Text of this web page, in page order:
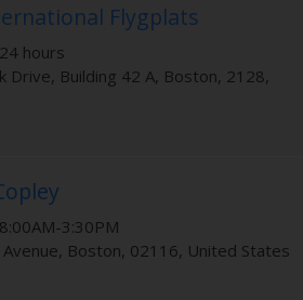
Flygplats
hours
Drive, Building 42 A, Boston, 2128,
3:30PM
, Boston, 02116, United States